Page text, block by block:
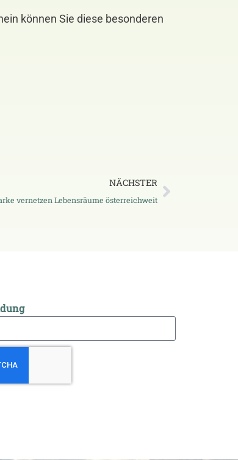
können Sie diese besonderen
NÄCHSTER
vernetzen Lebensräume österreichweit